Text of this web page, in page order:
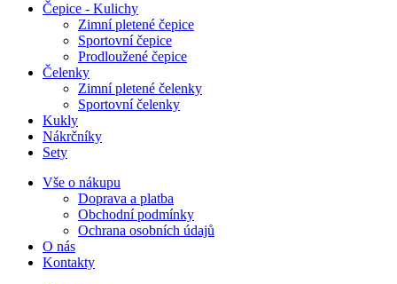
Čepice - Kulichy
Zimní pletené čepice
Sportovní čepice
Prodloužené čepice
Čelenky
Zimní pletené čelenky
Sportovní čelenky
Kukly
Nákrčníky
Sety
Vše o nákupu
Doprava a platba
Obchodní podmínky
Ochrana osobních údajů
O nás
Kontakty